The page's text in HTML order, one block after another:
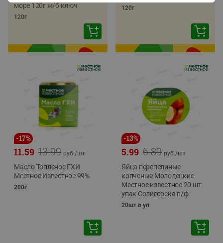
море 120г ж/б ключ
120г
120г
-17%
13.99
11.59 руб./шт
Масло Топленое ГХИ
Местное Известное 99%
200г
-13%
6.89
5.99 руб./шт
Яйца перепелиные
копченые Молодецкие
Местное известное 20 шт
упак Солигорска п/ф
20шт в уп